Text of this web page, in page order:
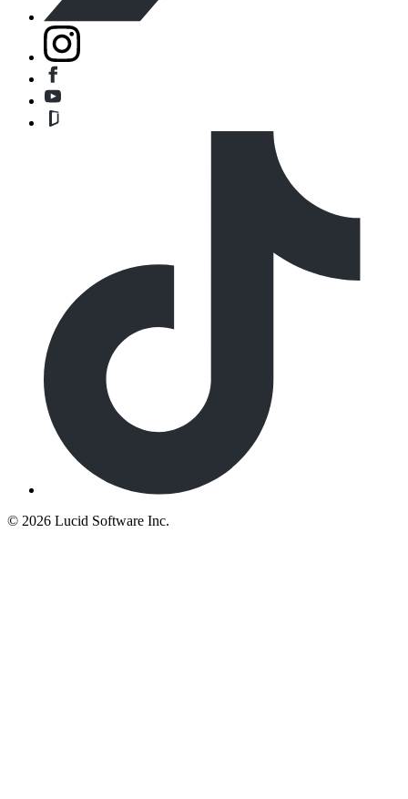
© 2026 Lucid Software Inc.